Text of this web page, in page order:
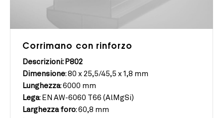
Corrimano con rinforzo
Descrizioni: P802
Dimensione: 80 x 25,5/45,5 x 1,8 mm
Lunghezza: 6000 mm
Lega: EN AW-6060 T66 (AlMgSi)
Larghezza foro: 60,8 mm